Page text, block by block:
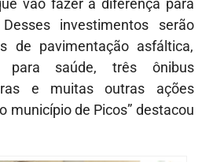
investimentos serão
de pavimentação asfáltica,
para saúde, três ônibus
e muitas outras ações
município de Picos” destacou